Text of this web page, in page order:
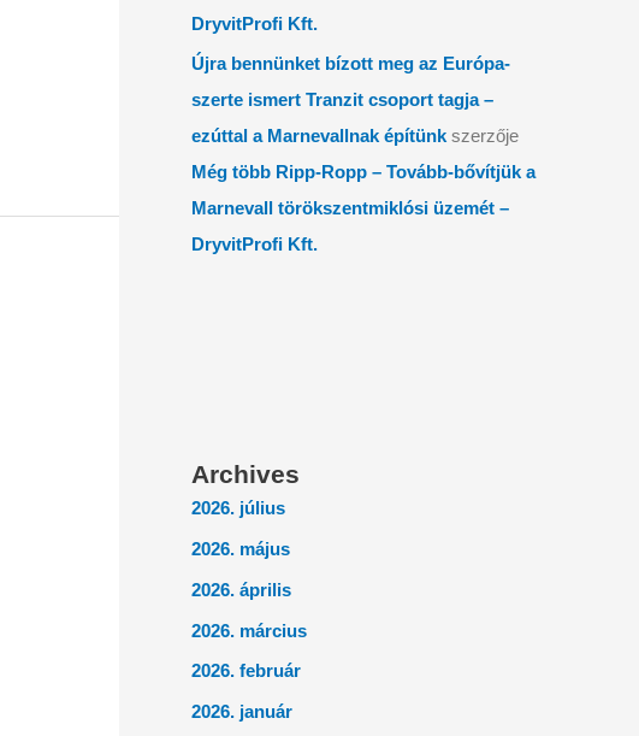
DryvitProfi Kft.
Újra bennünket bízott meg az Európa-
szerte ismert Tranzit csoport tagja –
ezúttal a Marnevallnak építünk szerzője
Még több Ripp-Ropp – Tovább-bővítjük a
Marnevall törökszentmiklósi üzemét –
DryvitProfi Kft.
Archives
2026. július
2026. május
2026. április
2026. március
2026. február
2026. január